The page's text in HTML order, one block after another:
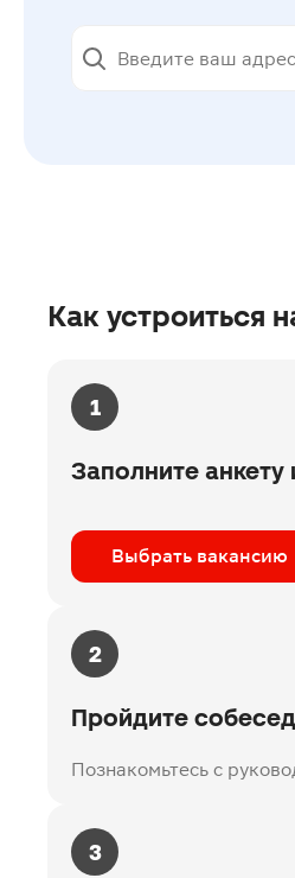
Как устроиться
1
Заполните
Выбрать вакансию
2
Пройдите
Познакомьтесь с
3